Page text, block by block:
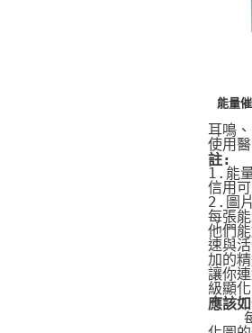
能量
耳鳴
使用
註:
1.能
信用
2.圖
每張
他們
速與
加的
讓你
級顯
應該